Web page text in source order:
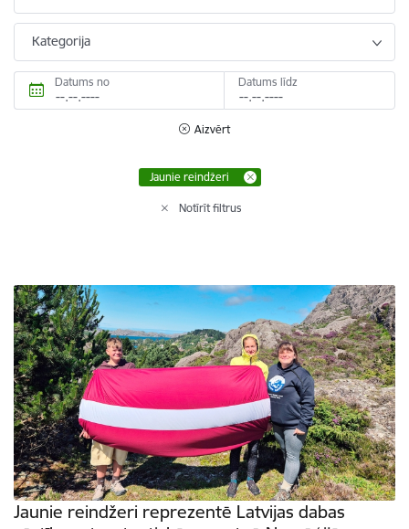
Kategorija
Datums no Datums līdz
Aizvērt
Jaunie reindžeri
Notīrīt filtrus
Jaunie reindžeri reprezentē Latvijas dabas